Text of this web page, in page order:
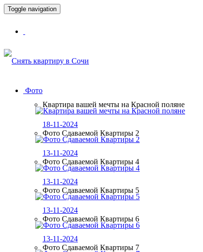
Toggle navigation
Фото
Квартира вашей мечты на Красной поляне
18-11-2024
Фото Сдаваемой Квартиры 2
13-11-2024
Фото Сдаваемой Квартиры 4
13-11-2024
Фото Сдаваемой Квартиры 5
13-11-2024
Фото Сдаваемой Квартиры 6
13-11-2024
Фото Сдаваемой Квартиры 7